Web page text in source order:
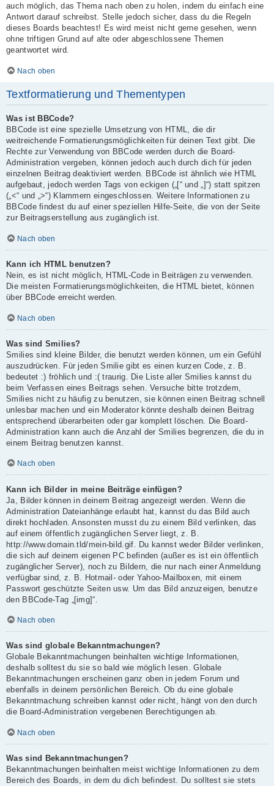
auch möglich, das Thema nach oben zu holen, indem du einfach eine
Antwort darauf schreibst. Stelle jedoch sicher, dass du die Regeln
dieses Boards beachtest! Es wird meist nicht gerne gesehen, wenn
ohne triftigen Grund auf alte oder abgeschlossene Themen
geantwortet wird.
Nach oben
Textformatierung und Thementypen
Was ist BBCode?
BBCode ist eine spezielle Umsetzung von HTML, die dir
weitreichende Formatierungsmöglichkeiten für deinen Text gibt. Die
Rechte zur Verwendung von BBCode werden durch die Board-
Administration vergeben, können jedoch auch durch dich für jeden
einzelnen Beitrag deaktiviert werden. BBCode ist ähnlich wie HTML
aufgebaut, jedoch werden Tags von eckigen („[“ und „]“) statt spitzen
(„<“ und „>“) Klammern eingeschlossen. Weitere Informationen zu
BBCode findest du auf einer speziellen Hilfe-Seite, die von der Seite
zur Beitragserstellung aus zugänglich ist.
Nach oben
Kann ich HTML benutzen?
Nein, es ist nicht möglich, HTML-Code in Beiträgen zu verwenden.
Die meisten Formatierungsmöglichkeiten, die HTML bietet, können
über BBCode erreicht werden.
Nach oben
Was sind Smilies?
Smilies sind kleine Bilder, die benutzt werden können, um ein Gefühl
auszudrücken. Für jeden Smilie gibt es einen kurzen Code, z. B.
bedeutet :) fröhlich und :( traurig. Die Liste aller Smilies kannst du
beim Verfassen eines Beitrags sehen. Versuche bitte trotzdem,
Smilies nicht zu häufig zu benutzen, sie können einen Beitrag schnell
unlesbar machen und ein Moderator könnte deshalb deinen Beitrag
entsprechend überarbeiten oder gar komplett löschen. Die Board-
Administration kann auch die Anzahl der Smilies begrenzen, die du in
einem Beitrag benutzen kannst.
Nach oben
Kann ich Bilder in meine Beiträge einfügen?
Ja, Bilder können in deinem Beitrag angezeigt werden. Wenn die
Administration Dateianhänge erlaubt hat, kannst du das Bild auch
direkt hochladen. Ansonsten musst du zu einem Bild verlinken, das
auf einem öffentlich zugänglichen Server liegt, z. B.
http://www.domain.tld/mein-bild.gif. Du kannst weder Bilder verlinken,
die sich auf deinem eigenen PC befinden (außer es ist ein öffentlich
zugänglicher Server), noch zu Bildern, die nur nach einer Anmeldung
verfügbar sind, z. B. Hotmail- oder Yahoo-Mailboxen, mit einem
Passwort geschützte Seiten usw. Um das Bild anzuzeigen, benutze
den BBCode-Tag „[img]“.
Nach oben
Was sind globale Bekanntmachungen?
Globale Bekanntmachungen beinhalten wichtige Informationen,
deshalb solltest du sie so bald wie möglich lesen. Globale
Bekanntmachungen erscheinen ganz oben in jedem Forum und
ebenfalls in deinem persönlichen Bereich. Ob du eine globale
Bekanntmachung schreiben kannst oder nicht, hängt von den durch
die Board-Administration vergebenen Berechtigungen ab.
Nach oben
Was sind Bekanntmachungen?
Bekanntmachungen beinhalten meist wichtige Informationen zu dem
Bereich des Boards, in dem du dich befindest. Du solltest sie stets